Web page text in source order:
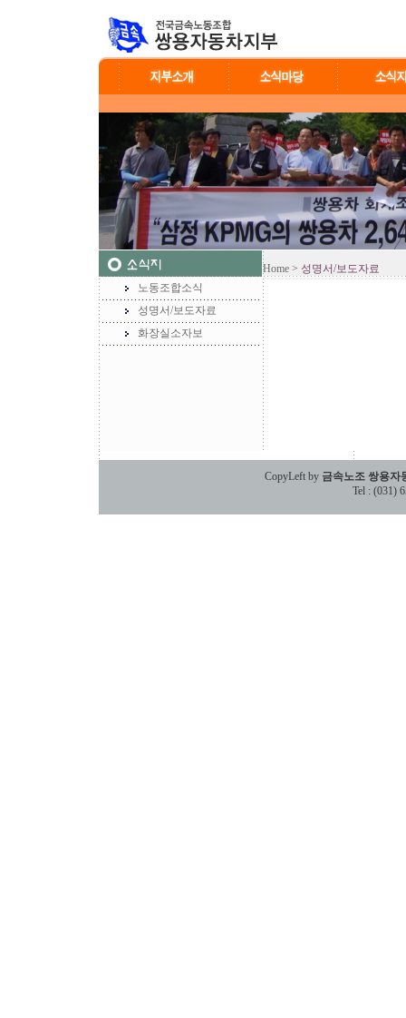
노동조합소식
성명서/보도자료
화장실소자보
Home > 성명서/보도자료
CopyLeft by 금속노조 쌍용자
Tel : (031)